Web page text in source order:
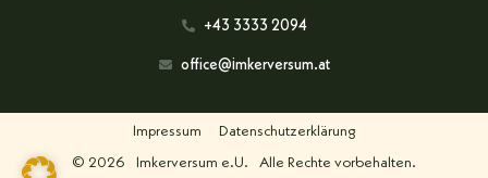
+43 3333 2094
office@imkerversum.at
Impressum Datenschutzerklärung
© 2026 Imkerversum e.U. Alle Rechte vorbehalten.